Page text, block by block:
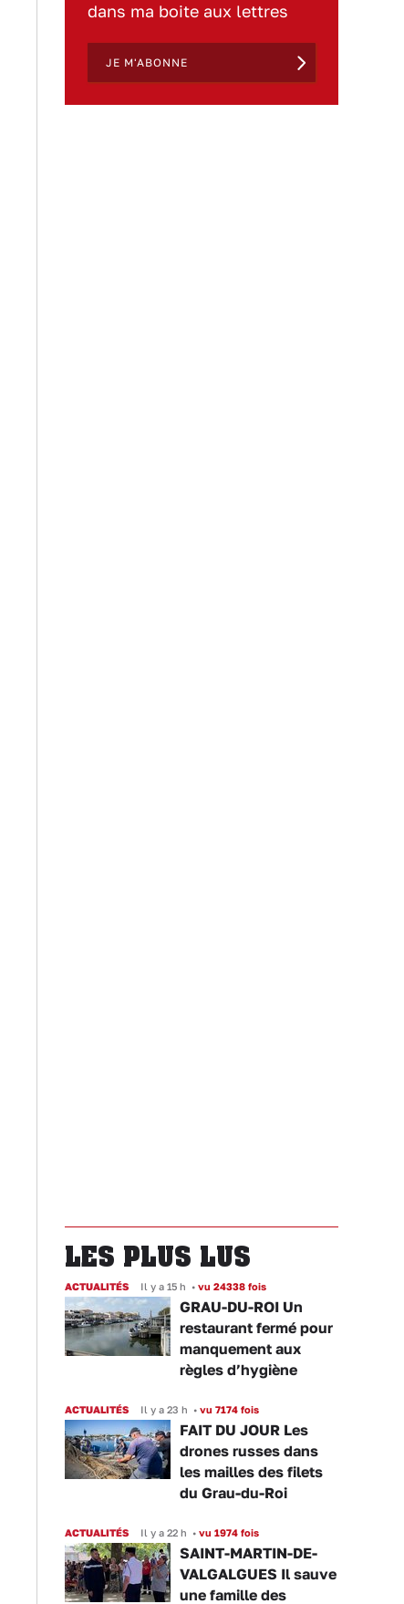
dans ma boite aux lettres
JE M'ABONNE
LES PLUS LUS
ACTUALITÉS Il y a 15 h • vu 24338 fois
GRAU-DU-ROI Un
restaurant fermé pour
manquement aux
règles d’hygiène
ACTUALITÉS Il y a 23 h • vu 7174 fois
FAIT DU JOUR Les
drones russes dans
les mailles des filets
du Grau-du-Roi
ACTUALITÉS Il y a 22 h • vu 1974 fois
SAINT-MARTIN-DE-
VALGALGUES Il sauve
une famille des